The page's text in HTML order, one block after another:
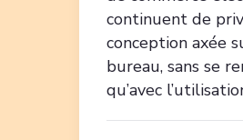
continuent de
conception axée
bureau, sans se
qu’avec